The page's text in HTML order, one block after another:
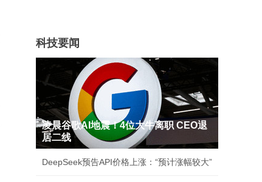
科技要闻
凌晨谷歌AI地震！4位大牛离职 CEO退
居二线
DeepSeek预告API价格上涨：“预计涨幅较大”